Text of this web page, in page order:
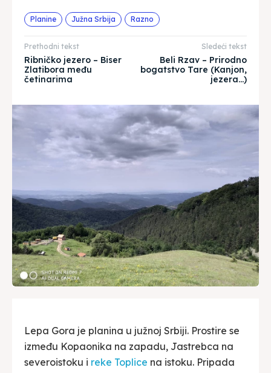
Planine Južna Srbija Razno
Prethodni tekst
Ribničko jezero – Biser
Zlatibora među
četinarima
Sledeći tekst
Beli Rzav – Prirodno
bogatstvo Tare (Kanjon,
jezera…)
Lepa Gora je planina u južnoj Srbiji. Prostire se
između Kopaonika na zapadu, Jastrebca na
severoistoku i reke Toplice na istoku. Pripada